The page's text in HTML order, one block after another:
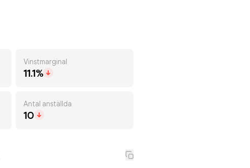
Vinstmarginal
11.1%
Antal anställda
10